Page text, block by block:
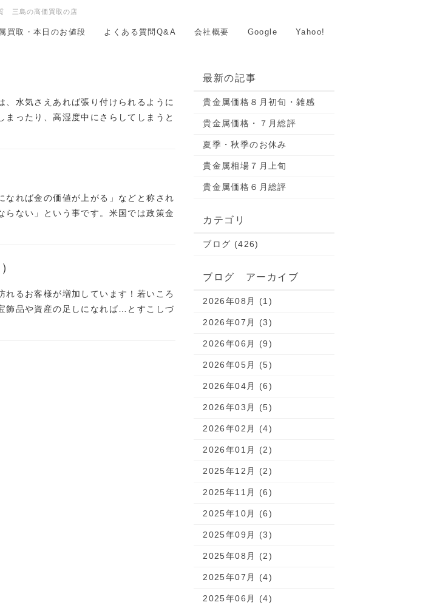
島の高価買取の店
買取・本日のお値段 よくある質問Q&A 会社概要 Google Yahoo!
水気さえあれば張り付けられるように
ったり、高湿度中にさらしてしまうと
なれば金の価値が上がる」などと称され
ない」という事です。米国では政策金
るお客様が増加しています！若いころ
飾品や資産の足しになれば…とすこしづ
最新の記事
貴金属価格８月初旬・雑感
貴金属価格・７月総評
夏季・秋季のお休み
貴金属相場７月上旬
貴金属価格６月総評
カテゴリ
ブログ (426)
ブログ アーカイブ
2026年08月 (1)
2026年07月 (3)
2026年06月 (9)
2026年05月 (5)
2026年04月 (6)
2026年03月 (5)
2026年02月 (4)
2026年01月 (2)
2025年12月 (2)
2025年11月 (6)
2025年10月 (6)
2025年09月 (3)
2025年08月 (2)
2025年07月 (4)
2025年06月 (4)